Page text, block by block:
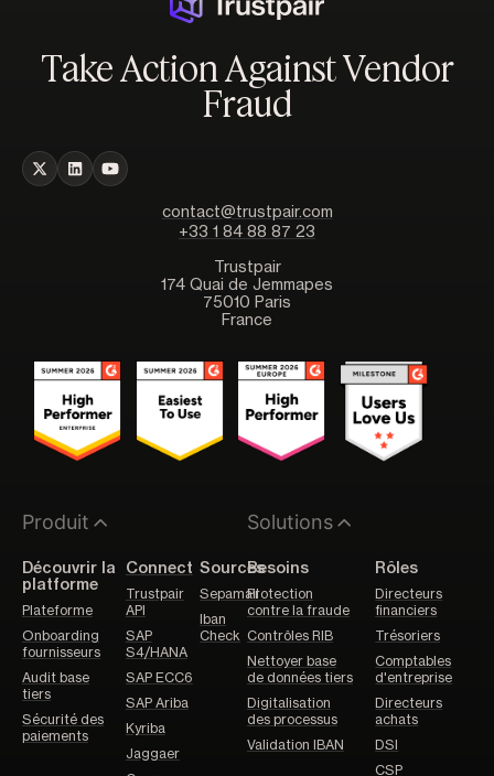
Take Action Against Vendor
Fraud
contact@trustpair.com
+33 1 84 88 87 23
Trustpair
174 Quai de Jemmapes
75010 Paris
France
Produit
Découvrir la
platforme
Plateforme
Onboarding
fournisseurs
Audit base
tiers
Sécurité des
paiements
Connect
Trustpair
API
SAP
S4/HANA
SAP ECC6
SAP Ariba
Kyriba
Jaggaer
Sources
Sepamail
Iban
Check
Solutions
Besoins
Protection
contre la fraude
Contrôles RIB
Nettoyer base
de données tiers
Digitalisation
des processus
Validation IBAN
Rôles
Directeurs
financiers
Trésoriers
Comptables
d'entreprise
Directeurs
achats
DSI
CSP